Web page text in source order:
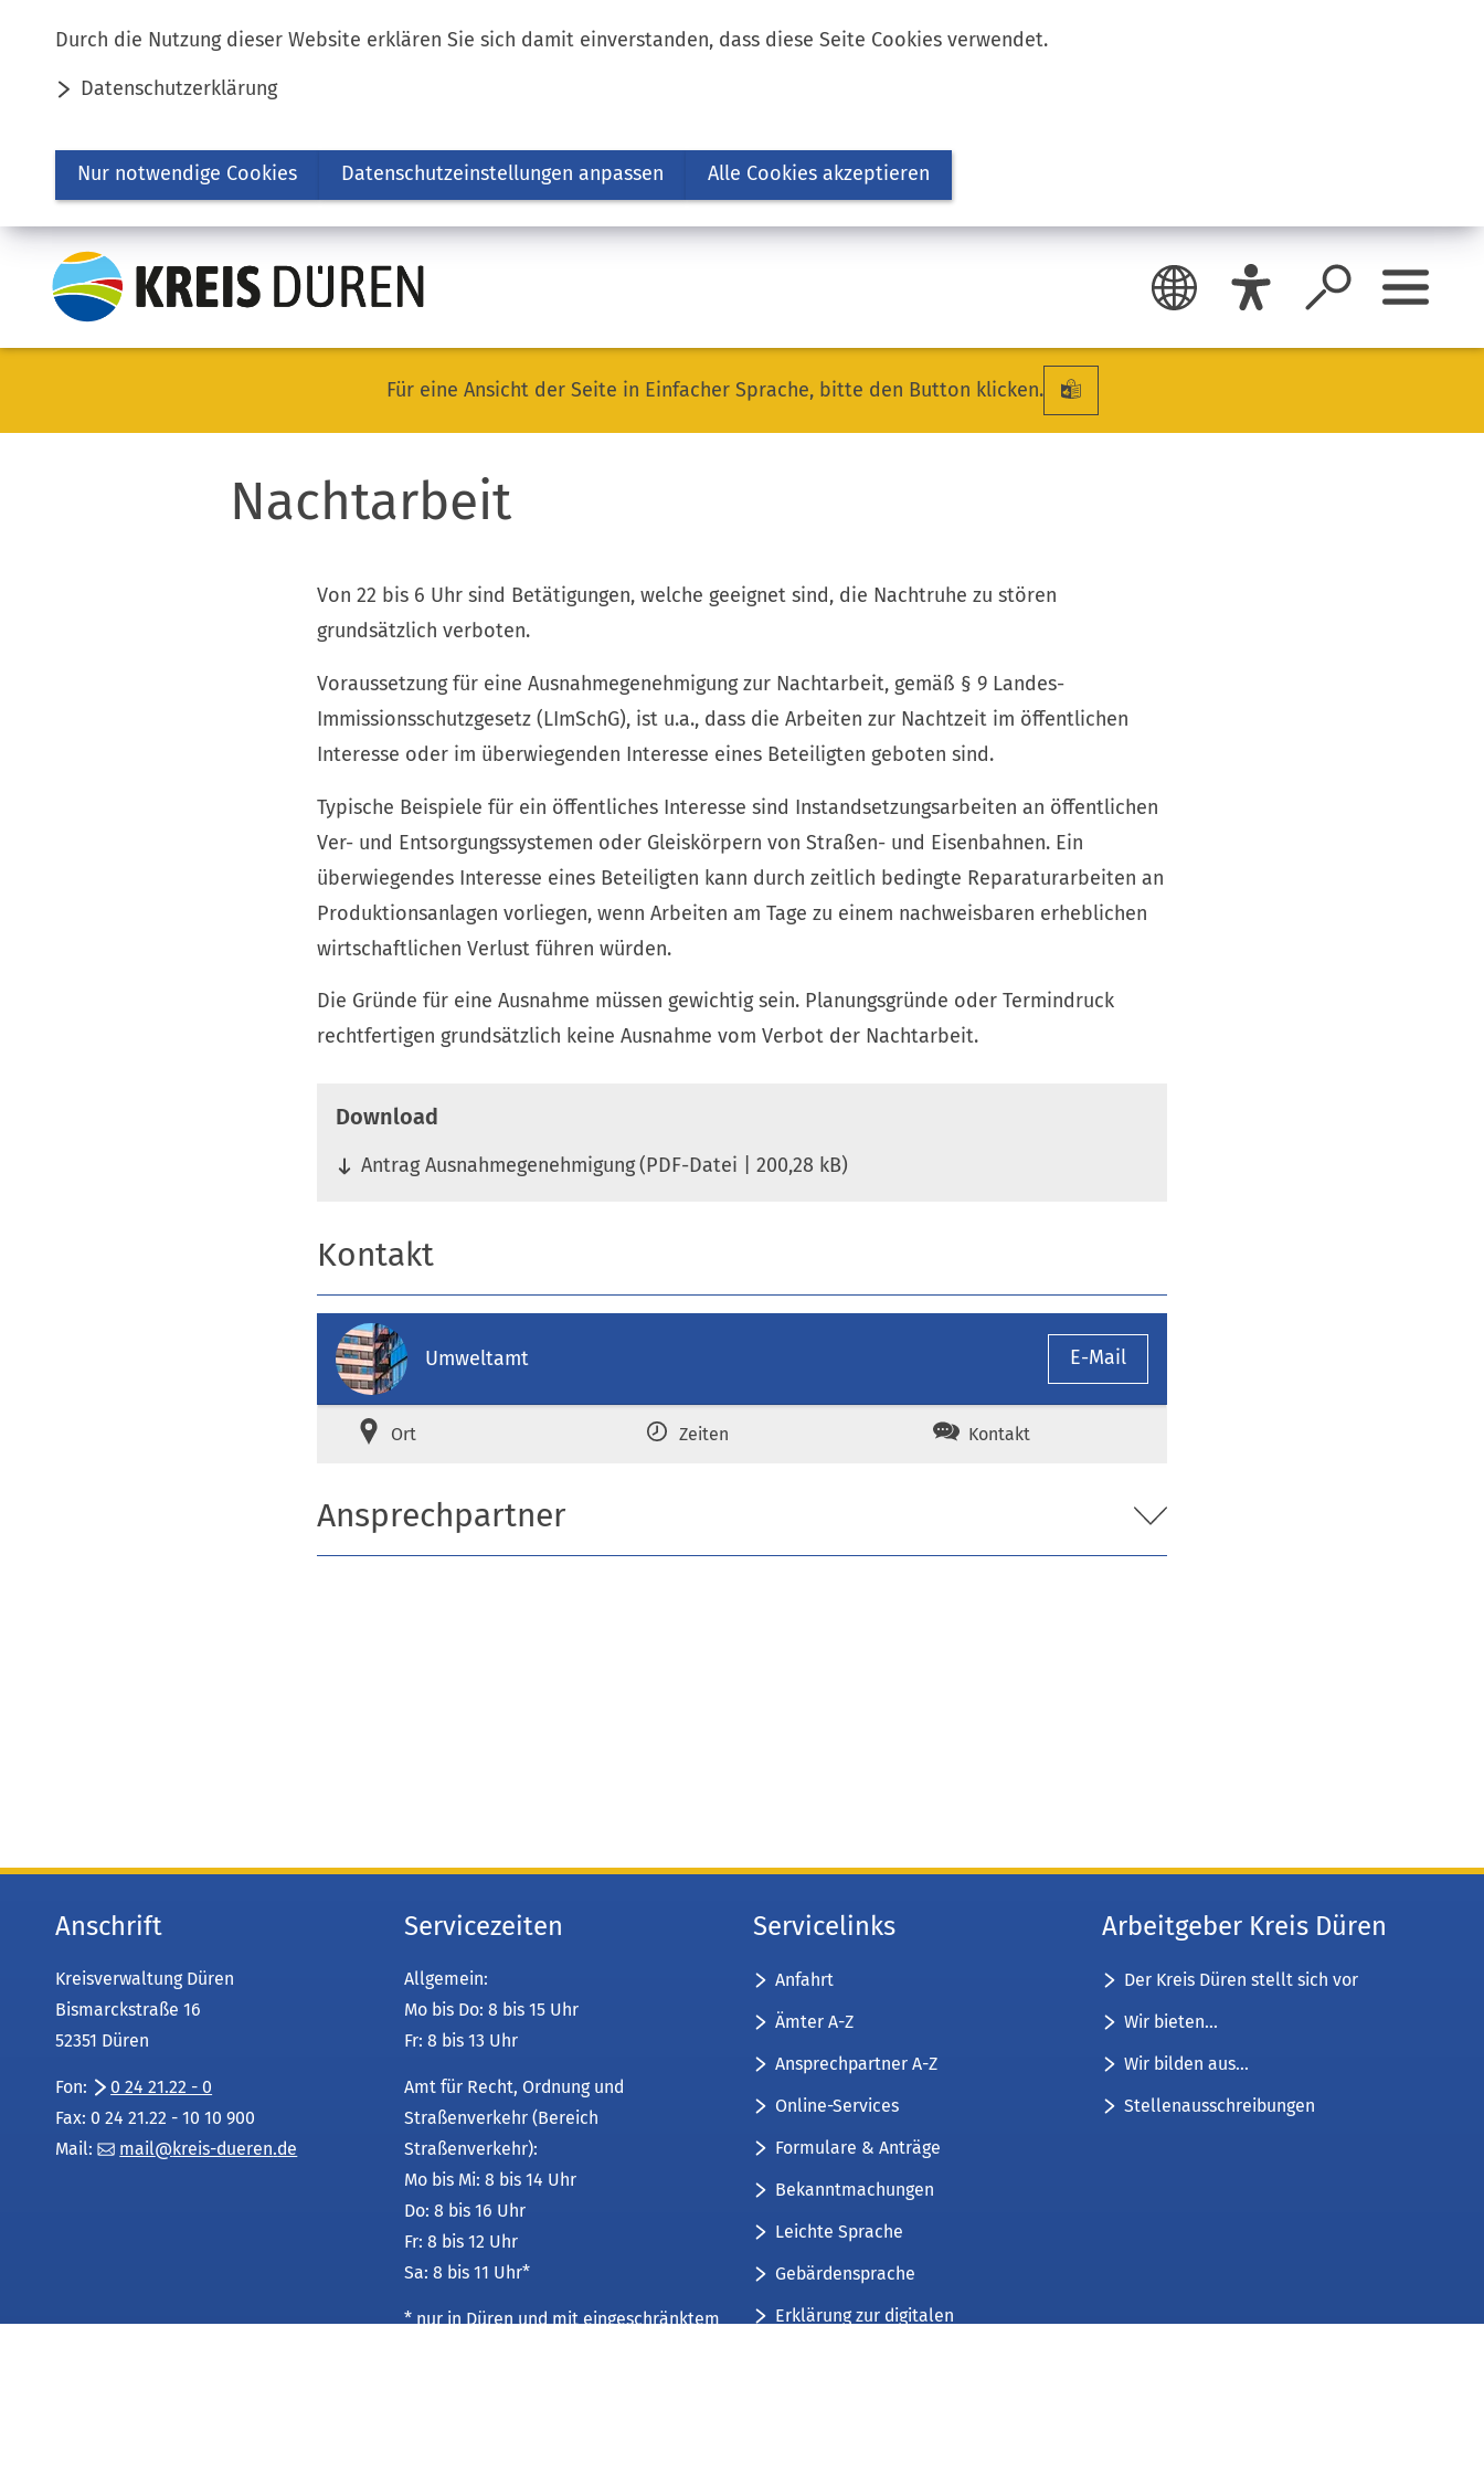
Durch die Nutzung dieser Website erklären Sie sich damit einverstanden, dass diese Seite Cookies verwendet.
Datenschutzerklärung
Nur notwendige Cookies Datenschutzeinstellungen anpassen Alle Cookies akzeptieren
Inhalt anspringen
Für eine Ansicht der Seite in Einfacher Sprache, bitte den Button klicken.
Nachtarbeit
Von 22 bis 6 Uhr sind Betätigungen, welche geeignet sind, die Nachtruhe zu stören
grundsätzlich verboten.
Voraussetzung für eine Ausnahmegenehmigung zur Nachtarbeit, gemäß § 9 Landes-
Immissionsschutzgesetz (LImSchG), ist u.a., dass die Arbeiten zur Nachtzeit im öffentlichen
Interesse oder im überwiegenden Interesse eines Beteiligten geboten sind.
Typische Beispiele für ein öffentliches Interesse sind Instandsetzungsarbeiten an öffentlichen
Ver- und Entsorgungssystemen oder Gleiskörpern von Straßen- und Eisenbahnen. Ein
überwiegendes Interesse eines Beteiligten kann durch zeitlich bedingte Reparaturarbeiten an
Produktionsanlagen vorliegen, wenn Arbeiten am Tage zu einem nachweisbaren erheblichen
wirtschaftlichen Verlust führen würden.
Die Gründe für eine Ausnahme müssen gewichtig sein. Planungsgründe oder Termindruck
rechtfertigen grundsätzlich keine Ausnahme vom Verbot der Nachtarbeit.
Download
Antrag Ausnahmegenehmigung PDF-Datei 200,28 kB
Kontakt
Umweltamt E-Mail
Ort Zeiten Kontakt
Ansprechpartner
Anschrift
Kreisverwaltung Düren
Bismarckstraße 16
52351 Düren
Fon:
0 24 21.22 - 0
Fax: 0 24 21.22 - 10 10 900
Mail:
mail kreis-dueren de
Servicezeiten
Allgemein:
Mo bis Do: 8 bis 15 Uhr
Fr: 8 bis 13 Uhr
Amt für Recht, Ordnung und
Straßenverkehr (Bereich
Straßenverkehr):
Mo bis Mi: 8 bis 14 Uhr
Do: 8 bis 16 Uhr
Fr: 8 bis 12 Uhr
Sa: 8 bis 11 Uhr*
* nur in Düren und mit eingeschränktem
Servicelinks
Anfahrt
Ämter A-Z
Ansprechpartner A-Z
Online-Services
Formulare & Anträge
Bekanntmachungen
Leichte Sprache
Gebärdensprache
Erklärung zur digitalen
Arbeitgeber Kreis Düren
Der Kreis Düren stellt sich vor
Wir bieten...
Wir bilden aus...
Stellenausschreibungen